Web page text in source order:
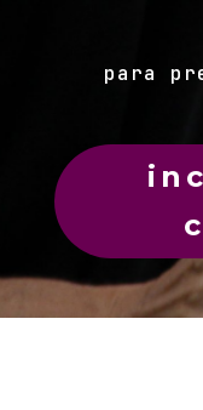
para